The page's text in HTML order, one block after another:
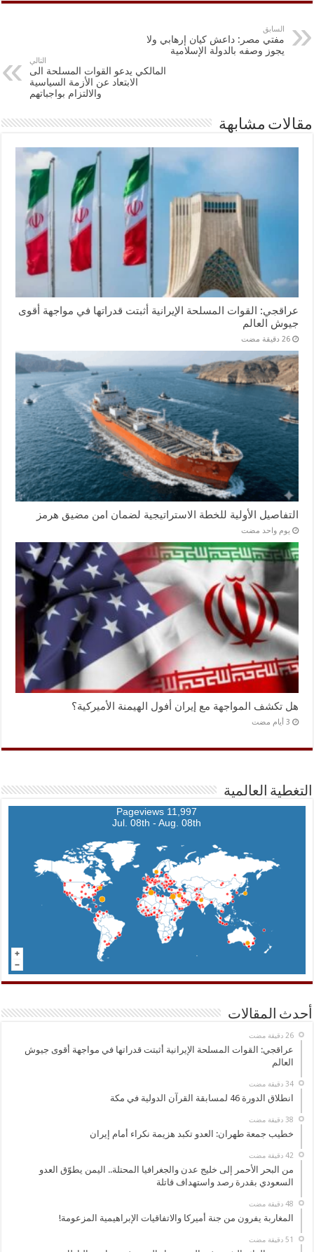
السابق
مفتي مصر: داعش كيان إرهابي ولا
يجوز وصفه بالدولة الإسلامية
التالي
المالكي يدعو القوات المسلحة الى
الابتعاد عن الأزمة السياسية
والالتزام بواجباتهم
مقالات مشابهة
عراقجي: القوات المسلحة الإيرانية أثبتت قدراتها في مواجهة أقوى
جيوش العالم
‏26 دقيقة مضت
التفاصيل الأولية للخطة الاستراتيجية لضمان امن مضيق هرمز
‏يوم واحد مضت
هل تكشف المواجهة مع إيران أفول الهيمنة الأميركية؟
التغطية العالمية
11,997 Pageviews
Jul. 08th - Aug. 08th
أحدث المقالات
‏26 دقيقة مضت
عراقجي: القوات المسلحة الإيرانية أثبتت قدراتها في مواجهة أقوى جيوش
العالم
‏34 دقيقة مضت
انطلاق الدورة 46 لمسابقة القرآن الدولية في مكة
خطيب جمعة طهران: العدو تكبد هزيمة نكراء أمام إيران
من البحر الأحمر إلى خليج عدن والجغرافيا المحتلة.. اليمن يطوّق العدو
السعودي بقدرة رصد واستهداف قاتلة
المغاربة يفرون من جنة أميركا والاتفاقيات الإبراهيمية المزعومة!